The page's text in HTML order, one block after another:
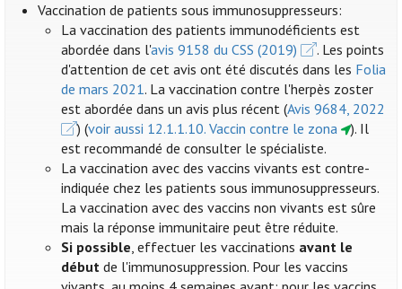
Vaccination de patients sous immunosuppresseurs:
La vaccination des patients immunodéficients est
abordée dans l'avis 9158 du CSS (2019)
. Les points
d'attention de cet avis ont été discutés dans les Folia
de mars 2021. La vaccination contre l'herpès zoster
est abordée dans un avis plus récent (Avis 9684, 2022
) (voir aussi 12.1.1.10. Vaccin contre le zona
). Il
est recommandé de consulter le spécialiste.
La vaccination avec des vaccins vivants est contre-
indiquée chez les patients sous immunosuppresseurs.
La vaccination avec des vaccins non vivants est sûre
mais la réponse immunitaire peut être réduite.
Si possible, effectuer les vaccinations avant le
début de l'immunosuppression. Pour les vaccins